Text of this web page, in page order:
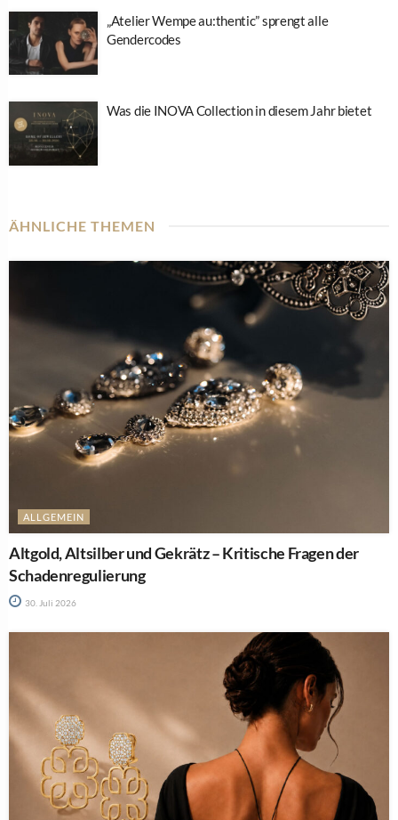
„Atelier Wempe au:thentic” sprengt alle
Gendercodes
Was die INOVA Collection in diesem Jahr bietet
ÄHNLICHE THEMEN
ALLGEMEIN
Altgold, Altsilber und Gekrätz – Kritische Fragen der
Schadenregulierung
30. Juli 2026